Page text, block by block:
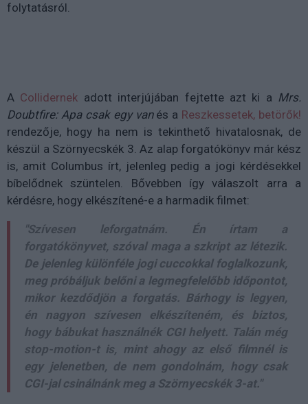
folytatásról.
A Collidernek adott interjújában fejtette azt ki a Mrs.
Doubtfire: Apa csak egy vanés a Reszkessetek, betörők!
rendezője, hogy ha nem is tekinthető hivatalosnak, de
készül a Szörnyecskék 3. Az alap forgatókönyv már kész
is, amit Columbus írt, jelenleg pedig a jogi kérdésekkel
bíbelődnek szüntelen. Bővebben így válaszolt arra a
kérdésre, hogy elkészítené-e a harmadik filmet:
"Szívesen leforgatnám. Én írtam a
forgatókönyvet, szóval maga a szkript az létezik.
De jelenleg különféle jogi cuccokkal foglalkozunk,
meg próbáljuk belőni a legmegfelelőbb időpontot,
mikor kezdődjön a forgatás. Bárhogy is legyen,
én nagyon szívesen elkészíteném, és biztos,
hogy bábukat használnék CGI helyett. Talán még
stop-motion-t is, mint ahogy az első filmnél is
egy jelenetben, de nem gondolnám, hogy csak
CGI-jal csinálnánk meg a Szörnyecskék 3-at."